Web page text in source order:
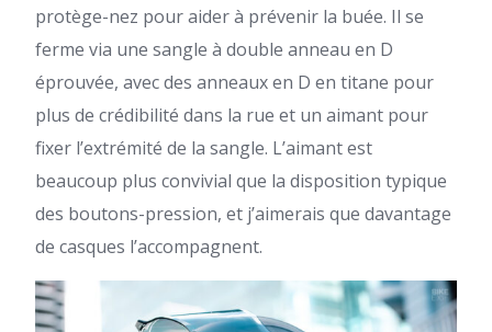
protège-nez pour aider à prévenir la buée. Il se
ferme via une sangle à double anneau en D
éprouvée, avec des anneaux en D en titane pour
plus de crédibilité dans la rue et un aimant pour
fixer l’extrémité de la sangle. L’aimant est
beaucoup plus convivial que la disposition typique
des boutons-pression, et j’aimerais que davantage
de casques l’accompagnent.